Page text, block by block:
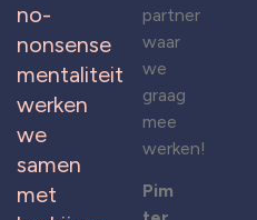
no-
nonsense
mentaliteit
werken
we
samen
met
partner
waar
we
graag
mee
werken!
Pim